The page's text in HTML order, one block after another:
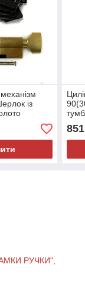
із
851
РУЧКИ",